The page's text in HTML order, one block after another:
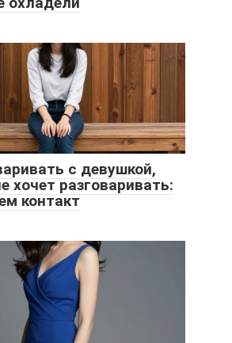
с девушкой,
хочет разговаривать:
контакт